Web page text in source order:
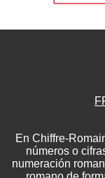
En Chiffre-
números o
numeración